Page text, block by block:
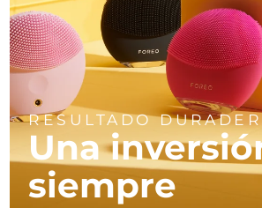
RESULTADO
Una
siempre